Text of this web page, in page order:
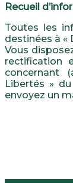
Recueil
Toutes les
destinées à «
Vous
rectification
concernant
Libertés »
envoyez un